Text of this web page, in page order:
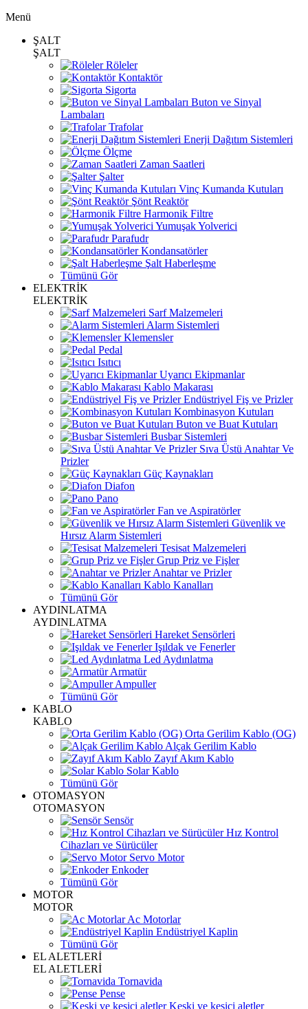
Menü
ŞALT
ŞALT
Röleler
Kontaktör
Sigorta
Buton ve Sinyal
Lambaları
Trafolar
Enerji Dağıtım Sistemleri
Ölçme
Zaman Saatleri
Şalter
Vinç Kumanda Kutuları
Şönt Reaktör
Harmonik Filtre
Yumuşak Yolverici
Parafudr
Kondansatörler
Şalt Haberleşme
Tümünü Gör
ELEKTRİK
ELEKTRİK
Sarf Malzemeleri
Alarm Sistemleri
Klemensler
Pedal
Isıtıcı
Uyarıcı Ekipmanlar
Kablo Makarası
Endüstriyel Fiş ve Prizler
Kombinasyon Kutuları
Buton ve Buat Kutuları
Busbar Sistemleri
Sıva Üstü Anahtar Ve
Prizler
Güç Kaynakları
Diafon
Pano
Fan ve Aspiratörler
Güvenlik ve
Hırsız Alarm Sistemleri
Tesisat Malzemeleri
Grup Priz ve Fişler
Anahtar ve Prizler
Kablo Kanalları
Tümünü Gör
AYDINLATMA
AYDINLATMA
Hareket Sensörleri
Işıldak ve Fenerler
Led Aydınlatma
Armatür
Ampuller
Tümünü Gör
KABLO
KABLO
Orta Gerilim Kablo (OG)
Alçak Gerilim Kablo
Zayıf Akım Kablo
Solar Kablo
Tümünü Gör
OTOMASYON
OTOMASYON
Sensör
Hız Kontrol
Cihazları ve Sürücüler
Servo Motor
Enkoder
Tümünü Gör
MOTOR
MOTOR
Ac Motorlar
Endüstriyel Kaplin
Tümünü Gör
EL ALETLERİ
EL ALETLERİ
Tornavida
Pense
Keski ve kesici aletler